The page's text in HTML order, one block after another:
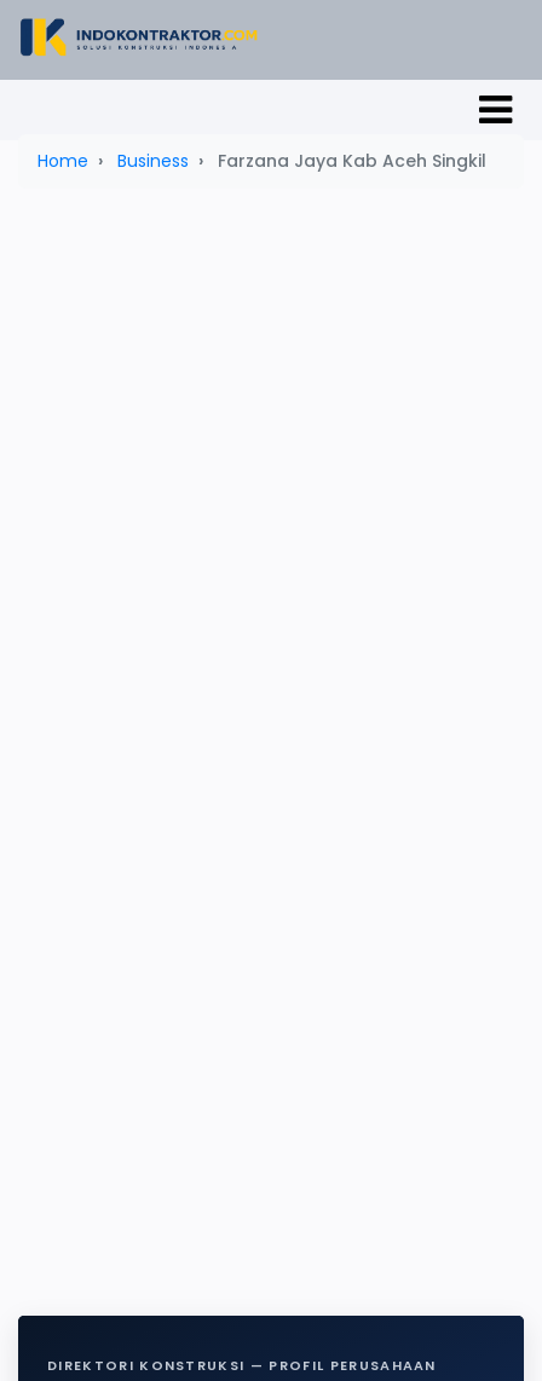
Home Business Farzana Jaya Kab Aceh Singkil
DIREKTORI KONSTRUKSI — PROFIL PERUSAHAAN